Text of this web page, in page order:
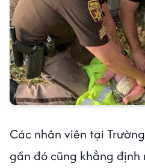
Các nhân viên tại
gần đó cũng khẳng